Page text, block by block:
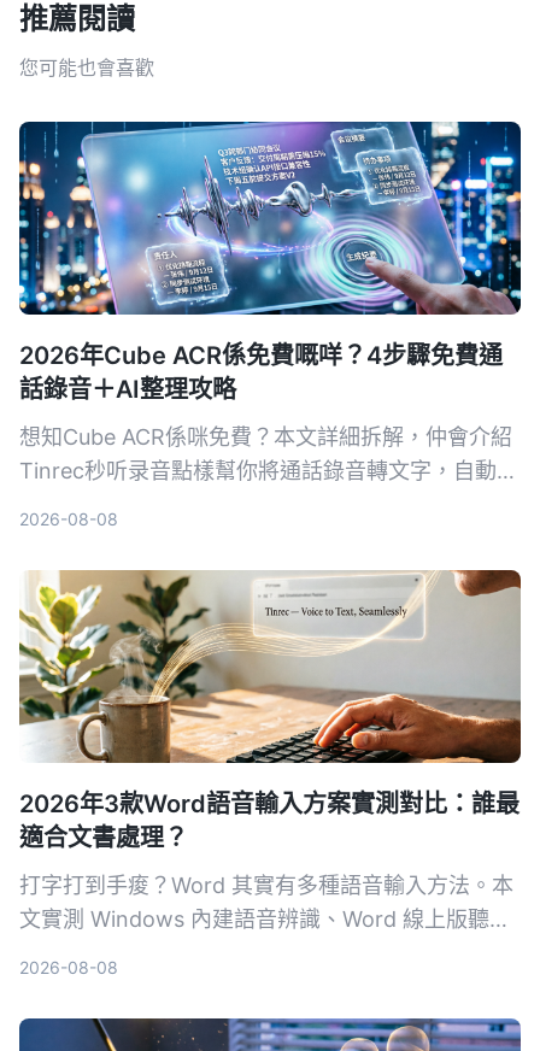
推薦閱讀
您可能也會喜歡
2026年Cube ACR係免費嘅咩？4步驟免費通
話錄音＋AI整理攻略
想知Cube ACR係咪免費？本文詳細拆解，仲會介紹
Tinrec秒听录音點樣幫你將通話錄音轉文字，自動出
2026-08-08
2026年3款Word語音輸入方案實測對比：誰最
適合文書處理？
打字打到手痠？Word 其實有多種語音輸入方法。本
文實測 Windows 內建語音辨識、Word 線上版聽寫
案。
2026-08-08